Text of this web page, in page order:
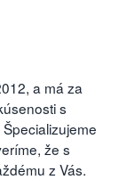
a má za
s
že s
z Vás.